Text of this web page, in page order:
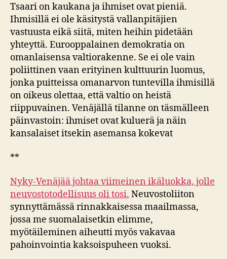
Tsaari on kaukana ja ihmiset ovat pieniä.
Ihmisillä ei ole käsitystä vallanpitäjien
vastuusta eikä siitä, miten heihin pidetään
yhteyttä. Eurooppalainen demokratia on
omanlaisensa valtiorakenne. Se ei ole vain
poliittinen vaan erityinen kulttuurin luomus,
jonka puitteissa omanarvon tuntevilla ihmisillä
on oikeus olettaa, että valtio on heistä
riippuvainen. Venäjällä tilanne on täsmälleen
päinvastoin: ihmiset ovat kuluerä ja näin
kansalaiset itsekin asemansa kokevat
**
Nyky-Venäjää johtaa viimeinen ikäluokka, jolle
neuvostotodellisuus oli tosi. Neuvostoliiton
synnyttämässä rinnakkaisessa maailmassa,
jossa me suomalaisetkin elimme,
myötäileminen aiheutti myös vakavaa
pahoinvointia kaksoispuheen vuoksi.